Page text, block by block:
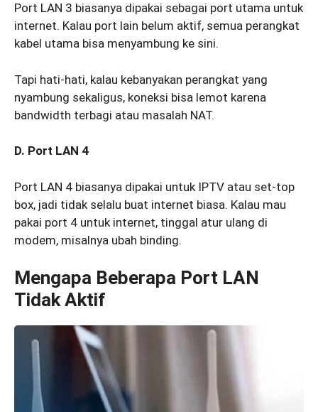
Port LAN 3 biasanya dipakai sebagai port utama untuk
internet. Kalau port lain belum aktif, semua perangkat
kabel utama bisa menyambung ke sini.
Tapi hati-hati, kalau kebanyakan perangkat yang
nyambung sekaligus, koneksi bisa lemot karena
bandwidth terbagi atau masalah NAT.
D. Port LAN 4
Port LAN 4 biasanya dipakai untuk IPTV atau set-top
box, jadi tidak selalu buat internet biasa. Kalau mau
pakai port 4 untuk internet, tinggal atur ulang di
modem, misalnya ubah binding.
Mengapa Beberapa Port LAN
Tidak Aktif